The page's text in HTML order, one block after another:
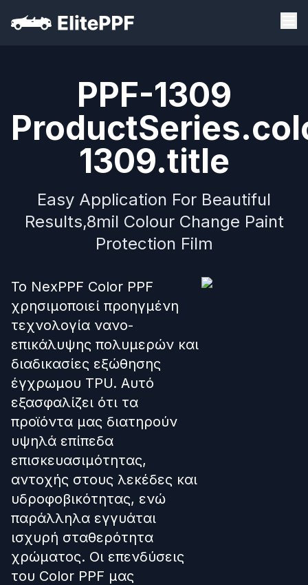
PPF-1309
1309.title
Easy Application For Beautiful
Results,8mil Colour Change Paint
Protection Film
Το NexPPF Color PPF
χρησιμοποιεί προηγμένη
τεχνολογία νανο-
επικάλυψης πολυμερών και
διαδικασίες εξώθησης
έγχρωμου TPU. Αυτό
εξασφαλίζει ότι τα
προϊόντα μας διατηρούν
υψηλά επίπεδα
επισκευασιμότητας,
αντοχής στους λεκέδες και
υδροφοβικότητας, ενώ
παράλληλα εγγυάται
ισχυρή σταθερότητα
χρώματος. Οι επενδύσεις
του Color PPF μας